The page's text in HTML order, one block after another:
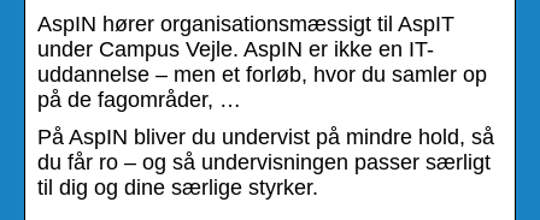
AspIN hører organisationsmæssigt til AspIT
under Campus Vejle. AspIN er ikke en IT-
uddannelse – men et forløb, hvor du samler op
på de fagområder, …
På AspIN bliver du undervist på mindre hold, så
du får ro – og så undervisningen passer særligt
til dig og dine særlige styrker.